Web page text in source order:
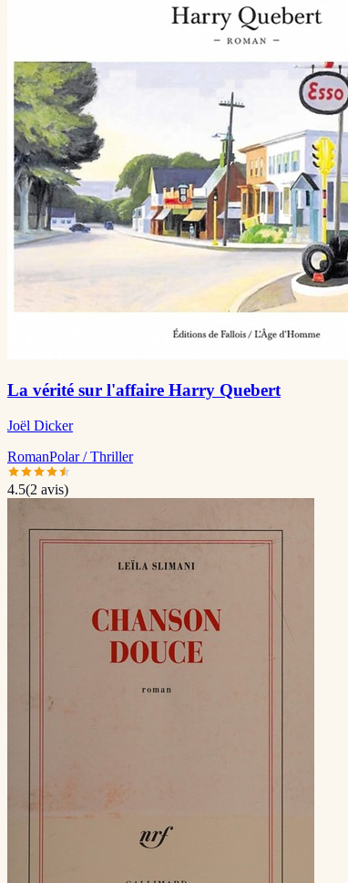
La vérité sur l'affaire Harry Quebert
Joël Dicker
RomanPolar / Thriller
4.5(2 avis)